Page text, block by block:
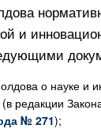
и
о науке и
(в редакции
№ 271);